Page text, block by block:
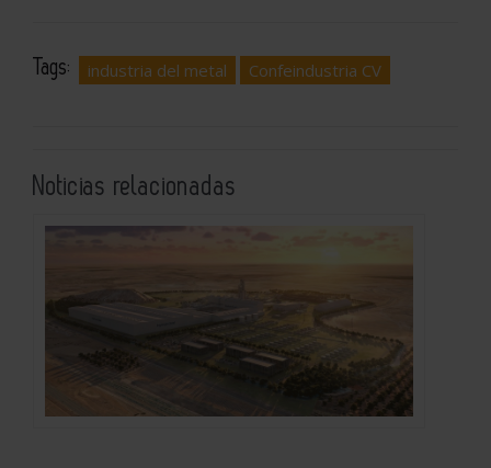
Tags: industria del metal Confeindustria CV
Noticias relacionadas